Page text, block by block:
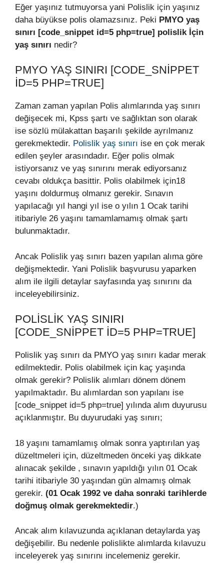
Eğer yaşınız tutmuyorsa yani Polislik için yaşınız
daha büyükse polis olamazsınız. Peki PMYO yaş
sınırı [code_snippet id=5 php=true] polislik İçin
yaş sınırı nedir?
PMYO YAŞ SINIRI [CODE_SNIPPET
ID=5 PHP=TRUE]
Zaman zaman yapılan Polis alımlarında yaş sınırı
değişecek mi, Kpss şartı ve sağlıktan son olarak
ise sözlü mülakattan başarılı şekilde ayrılmanız
gerekmektedir. Polislik yaş sınırı ise en çok merak
edilen şeyler arasındadır. Eğer polis olmak
istiyorsanız ve yaş sınırını merak ediyorsanız
cevabı oldukça basittir. Polis olabilmek için18
yaşını doldurmuş olmanız gerekir. Sınavın
yapılacağı yıl hangi yıl ise o yılın 1 Ocak tarihi
itibariyle 26 yaşını tamamlamamış olmak şartı
bulunmaktadır.
Ancak Polislik yaş sınırı bazen yapılan alıma göre
değişmektedir. Yani Polislik başvurusu yaparken
alım ile ilgili detaylar sayfasında yaş sınırını da
inceleyebilirsiniz.
POLISLIK YAŞ SINIRI
[CODE_SNIPPET ID=5 PHP=TRUE]
Polislik yaş sınırı da PMYO yaş sınırı kadar merak
edilmektedir. Polis olabilmek için kaç yaşında
olmak gerekir? Polislik alımları dönem dönem
yapılmaktadır. Bu alımlardan son yapılanı ise
[code_snippet id=5 php=true] yılında alım duyurusu
açıklanmıştır. Bu duyurudaki yaş sınırı;
18 yaşını tamamlamış olmak sonra yaptırılan yaş
düzeltmeleri için, düzeltmeden önceki yaş dikkate
alınacak şekilde , sınavın yapıldığı yılın 01 Ocak
tarihi itibariyle 30 yaşından gün almamış olmak
gerekir. (01 Ocak 1992 ve daha sonraki tarihlerde
doğmuş olmak gerekmektedir.)
Ancak alım kılavuzunda açıklanan detaylarda yaş
değişebilir. Bu nedenle polislikte alımlarda kılavuzu
inceleyerek yaş sınırını incelemeniz gerekir.